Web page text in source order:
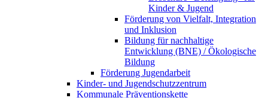
Kinder & Jugend
Förderung von Vielfalt, Integration
und Inklusion
Bildung für nachhaltige
Entwicklung (BNE) / Ökologische
Bildung
Förderung Jugendarbeit
Kinder- und Jugendschutzzentrum
Kommunale Präventionskette